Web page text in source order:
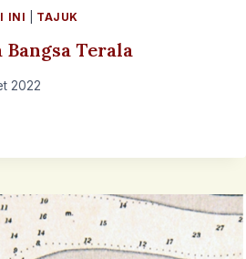
INI TAJUK
Bangsa Terala
2022